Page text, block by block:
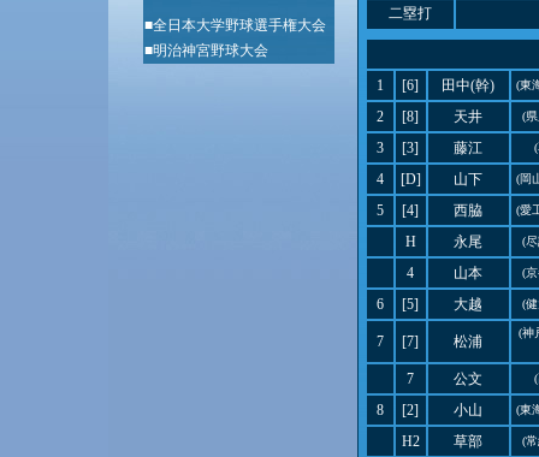
■全日本大学野球選手権大会
■明治神宮野球大会
二塁打
1 [6] 田中(幹) (東
2 [8] 天井 (
3 [3] 藤江
4 [D] 山下 (岡
5 [4] 西脇 (愛
H 永尾 (
4 山本 (
6 [5] 大越 (
7 [7] 松浦
(神
7 公文
8 [2] 小山 (東
H2 草部 (